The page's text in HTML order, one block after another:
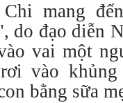
mang
do đạo diễn
vai một
vào
bằng sữa